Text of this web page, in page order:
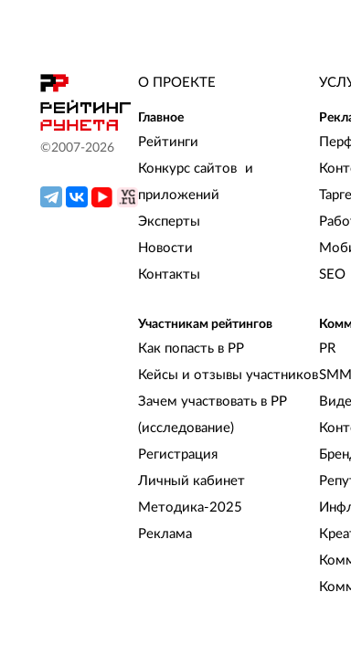
©2007-2026
О ПРОЕКТЕ
Главное
Рейтинги
Конкурс сайтов и
приложений
Эксперты
Новости
Контакты
Участникам рейтингов
Как попасть в РР
Кейсы и отзывы участников
Зачем участвовать в РР
(исследование)
Регистрация
Личный кабинет
Методика-2025
Реклама
SEO
PR
SMM